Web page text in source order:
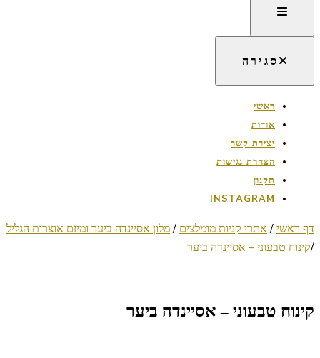
סגירה
ראשי
אודות
יצירת קשר
הצהרת נגישות
תקנון
INSTAGRAM
דף ראשי/ אתרי קניות מומלצים /מלון אסיינדה ביער ומיזם אוצרות הגליל
/קינוח טבעוני – אסיינדה ביער
קינוח טבעוני – אסיינדה ביער